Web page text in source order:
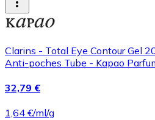
Clarins - Total Eye Contour Gel
Anti-poches Tube - Kapao
32,79 €
1,64 €/ml/g